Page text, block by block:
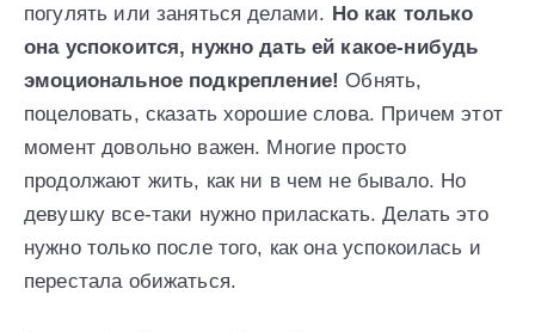
погулять или заняться делами. Но как только
она успокоится, нужно дать ей какое-нибудь
эмоциональное подкрепление! Обнять,
поцеловать, сказать хорошие слова. Причем этот
момент довольно важен. Многие просто
продолжают жить, как ни в чем не бывало. Но
девушку все-таки нужно приласкать. Делать это
нужно только после того, как она успокоилась и
перестала обижаться.